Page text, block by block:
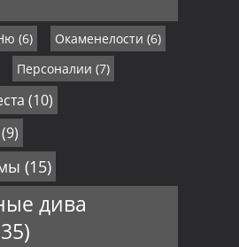
(6) Окаменелости (6)
Персоналии (7)
(10)
(9)
(15)
дива